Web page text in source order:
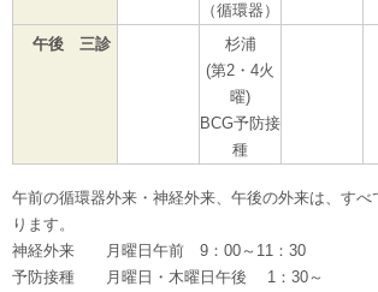
（循環器）
午後 三診
杉浦
(第2・4火
曜)
BCG予防接
種
午前の循環器外来・神経外来、午後の外来は、すべ
ります。
神経外来 月曜日午前 9：00～11：30
予防接種 月曜日・木曜日午後 1：30～